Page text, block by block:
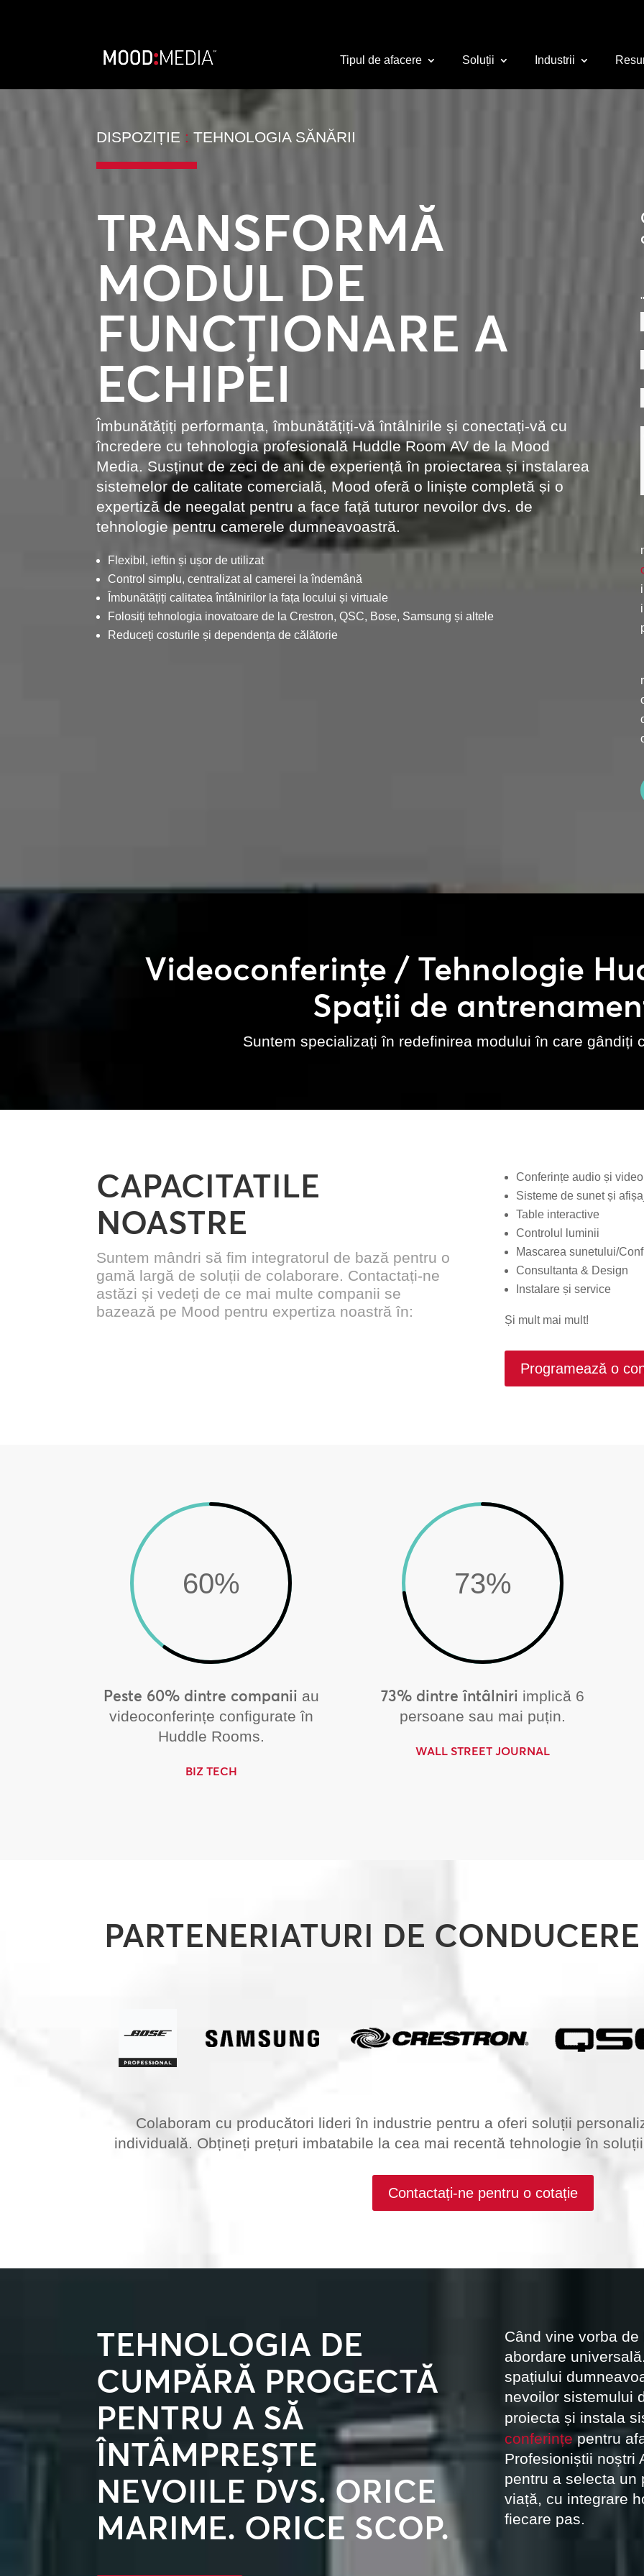
Tipul de afacere Soluții Industrii
DISPOZIȚIE : TEHNOLOGIA SĂNĂRII
TRANSFORMĂ
MODUL DE
FUNCȚIONARE A
ECHIPEI
Îmbunătățiți performanța, îmbunătățiți-vă întâlnirile și conectați-vă cu
încredere cu tehnologia profesională Huddle Room AV de la Mood
Media. Susținut de zeci de ani de experiență în proiectarea și instalarea
sistemelor de calitate comercială, Mood oferă o liniște completă și o
expertiză de neegalat pentru a face față tuturor nevoilor dvs. de
tehnologie pentru camerele dumneavoastră.
Flexibil, ieftin și ușor de utilizat
Control simplu, centralizat al camerei la îndemână
Îmbunătățiți calitatea întâlnirilor la fața locului și virtuale
Folosiți tehnologia inovatoare de la Crestron, QSC, Bose, Samsung și altele
Reduceți costurile și dependența de călătorie
"
Videoconferințe / Tehnologie
Spații de
Suntem specializați în redefinirea modului în care gândiți
CAPACITATILE
NOASTRE
Suntem mândri să fim integratorul de bază pentru o
gamă largă de soluții de colaborare. Contactați-ne
astăzi și vedeți de ce mai multe companii se
bazează pe Mood pentru expertiza noastră în:
Conferințe audio și video
Sisteme de sunet și
Table interactive
Controlul luminii
Mascarea sunetului/
Consultanta & Design
Instalare și service
Și mult mai mult!
Programează o
60%
Peste 60% dintre companii au
videoconferințe configurate în
Huddle Rooms.
BIZ TECH
73%
73% dintre întâlniri implică 6
persoane sau mai puțin.
WALL STREET JOURNAL
PARTENERIATURI DE
Colaboram cu producători lideri în industrie pentru a oferi soluții
individuală. Obțineți prețuri imbatabile la cea mai recentă tehnologie în
Contactați-ne pentru o cotație
TEHNOLOGIA DE
CUMPĂRĂ PROGECTĂ
PENTRU A SĂ
ÎNTÂMPREȘTE
NEVOIILE DVS. ORICE
MARIME. ORICE SCOP.
Când vine vorba de
abordare
spațiului
nevoilor sistemului
proiecta și instala
conferințe pentru
Profesioniștii noștri
pentru a selecta un
viață, cu integrare
fiecare pas.